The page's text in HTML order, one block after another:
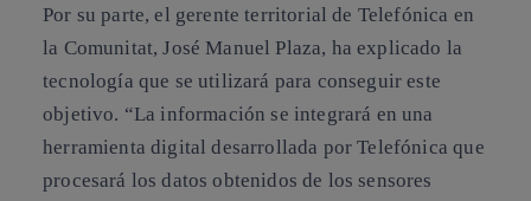
Por su parte, el gerente territorial de Telefónica en
la Comunitat, José Manuel Plaza, ha explicado la
tecnología que se utilizará para conseguir este
objetivo. “La información se integrará en una
herramienta digital desarrollada por Telefónica que
procesará los datos obtenidos de los sensores